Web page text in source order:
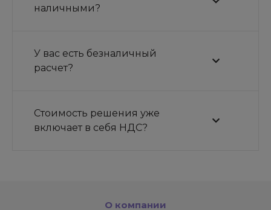
наличными?
У вас есть безналичный
расчет?
Стоимость решения уже
включает в себя НДС?
О компании